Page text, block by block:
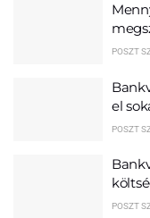
POSZT
el
POSZT
POSZT